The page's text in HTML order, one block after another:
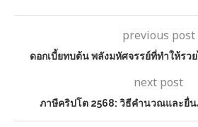
previous post
ดอกเบี้ยทบต้น พลังมหัศจรรย์ที่ทำให้รว
next post
ภาษีคริปโต 2568: วิธีคำนวณและยื่